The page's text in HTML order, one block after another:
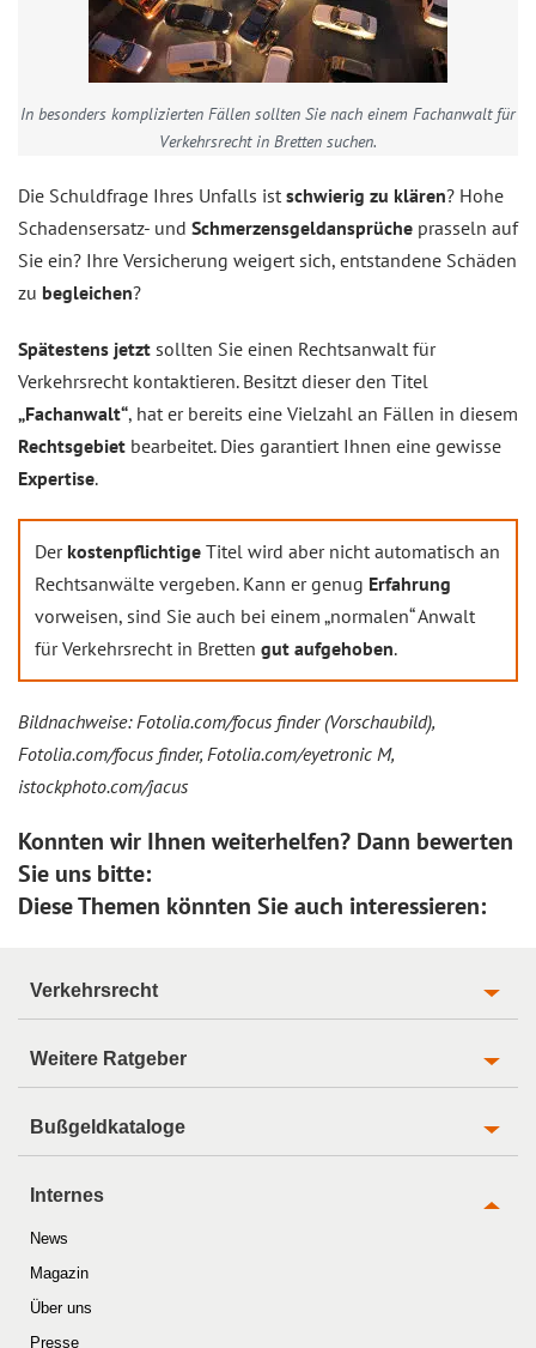
In besonders komplizierten Fällen sollten Sie nach einem Fachanwalt für
Verkehrsrecht in Bretten suchen.
Die Schuldfrage Ihres Unfalls ist schwierig zu klären? Hohe
Schadensersatz- und Schmerzensgeldansprüche prasseln auf
Sie ein? Ihre Versicherung weigert sich, entstandene Schäden
zu begleichen?
Spätestens jetzt sollten Sie einen Rechtsanwalt für
Verkehrsrecht kontaktieren. Besitzt dieser den Titel
„Fachanwalt“, hat er bereits eine Vielzahl an Fällen in diesem
Rechtsgebiet bearbeitet. Dies garantiert Ihnen eine gewisse
Expertise.
Der kostenpflichtige Titel wird aber nicht automatisch an
Rechtsanwälte vergeben. Kann er genug Erfahrung
vorweisen, sind Sie auch bei einem „normalen“ Anwalt
für Verkehrsrecht in Bretten gut aufgehoben.
Bildnachweise: Fotolia.com/focus finder (Vorschaubild),
Fotolia.com/focus finder, Fotolia.com/eyetronic M,
istockphoto.com/jacus
Konnten wir Ihnen weiterhelfen? Dann bewerten
Sie uns bitte:
Diese Themen könnten Sie auch interessieren:
Verkehrsrecht
Weitere Ratgeber
Bußgeldkataloge
Internes
News
Magazin
Über uns
Presse